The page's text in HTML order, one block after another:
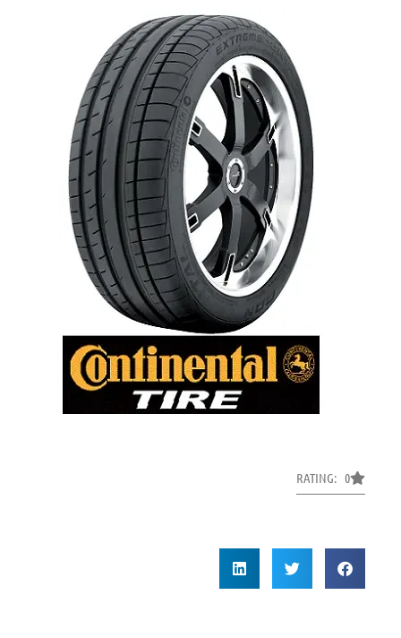
RATING: 0